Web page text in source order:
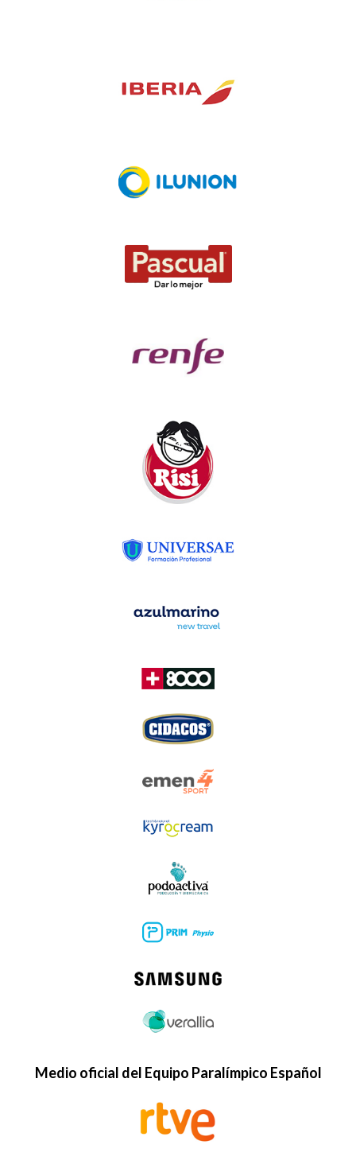
Medio oficial del Equipo Paralímpico Español